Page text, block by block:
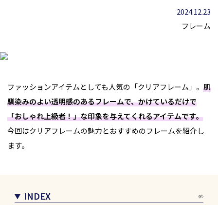
2024.12.23
フレーム
ファッションアイテムとしても人気の「クリアフレーム」。 肌
馴染みのよい透明感のあるフレームで、かけているだけで
「おしゃれ上級者！」な印象を与えてくれるアイテムです。
今回はクリアフレームの魅力とおすすめのフレームを紹介し
ます。
INDEX